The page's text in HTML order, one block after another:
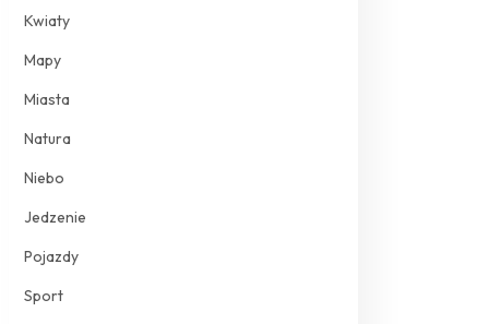
Kwiaty
Mapy
Miasta
Natura
Niebo
Jedzenie
Pojazdy
Sport